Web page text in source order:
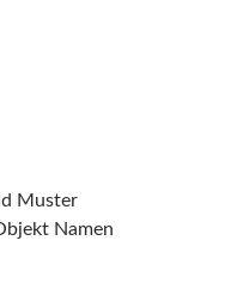
Muster
Namen